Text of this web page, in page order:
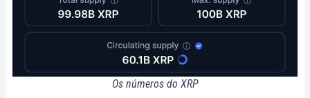
Os números do XRP